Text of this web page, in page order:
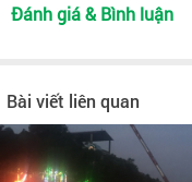
Đánh giá & Bình luận
Bài viết liên quan